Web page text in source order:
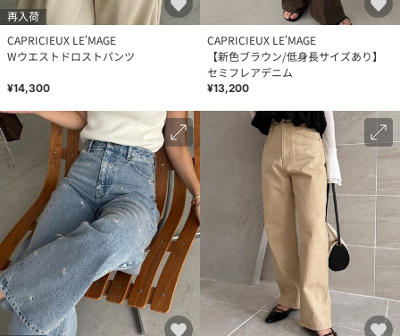
再入荷
CAPRICIEUX LE'MAGE
Wウエストドロストパンツ
¥14,300
CAPRICIEUX LE'MAGE
【新色ブラウン/低身長サイズあり】
セミフレアデニム
¥13,200